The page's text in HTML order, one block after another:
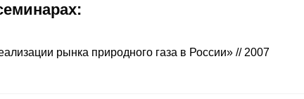
рынка природного газа в России» // 2007